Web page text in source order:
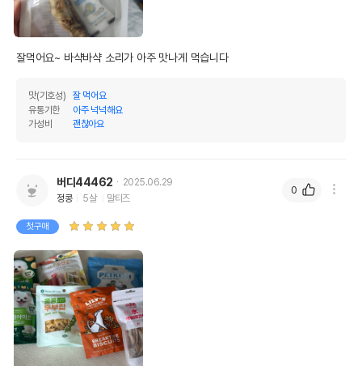
잘먹어요~ 바샥바샥 소리가 아주 맛나게 먹습니다
맛(기호성)
잘 먹어요
유통기한
아주 넉넉해요
가성비
괜찮아요
버디44462
2025.06.29
정콩
5살 말티즈
첫구매
0